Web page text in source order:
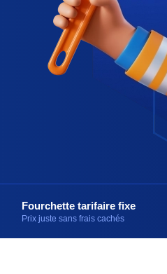
Fourchette tarifaire fixe
Prix juste sans frais cachés